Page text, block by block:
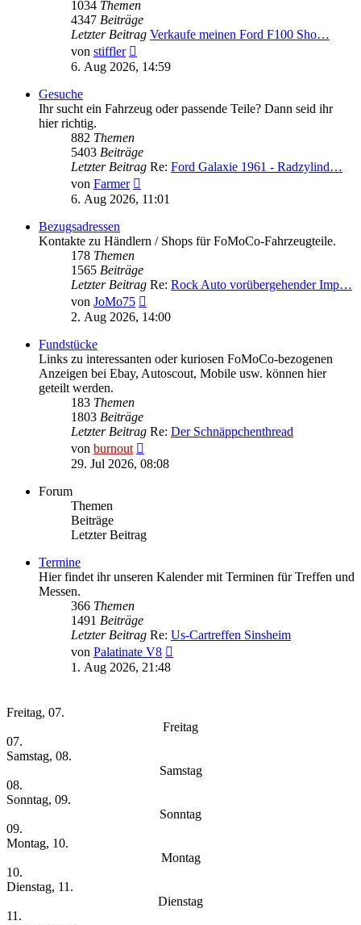
1034 Themen
4347 Beiträge
Letzter Beitrag Verkaufe meinen Ford F100 Sho…
von stiffler
Beitrag
6. Aug 2026, 14:59
Gesuche
Ihr sucht ein Fahrzeug oder passende Teile? Dann seid ihr
hier richtig.
882 Themen
5403 Beiträge
Letzter Beitrag Re: Ford Galaxie 1961 - Radzylind…
von Farmer
Beitrag
6. Aug 2026, 11:01
Bezugsadressen
Kontakte zu Händlern / Shops für FoMoCo-Fahrzeugteile.
178 Themen
1565 Beiträge
Letzter Beitrag Re: Rock Auto vorübergehender Imp…
von JoMo75
Beitrag
2. Aug 2026, 14:00
Fundstücke
Links zu interessanten oder kuriosen FoMoCo-bezogenen
Anzeigen bei Ebay, Autoscout, Mobile usw. können hier
geteilt werden.
183 Themen
1803 Beiträge
Letzter Beitrag Re: Der Schnäppchenthread
von burnout
Beitrag
29. Jul 2026, 08:08
Forum
Themen
Beiträge
Letzter Beitrag
Termine
Hier findet ihr unseren Kalender mit Terminen für Treffen und
Messen.
366 Themen
1491 Beiträge
Letzter Beitrag Re: Us-Cartreffen Sinsheim
von Palatinate V8
1. Aug 2026, 21:48
Freitag, 07.
Freitag
07.
Samstag, 08.
Samstag
08.
Sonntag, 09.
Sonntag
09.
Montag, 10.
Montag
10.
Dienstag, 11.
Dienstag
11.